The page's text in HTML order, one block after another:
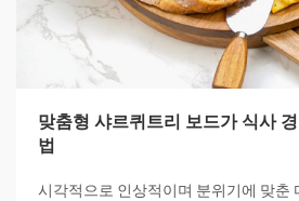
맞춤형 샤르퀴트리 보드가 식사
법
시각적으로 인상적이며 분위기에 맞춘